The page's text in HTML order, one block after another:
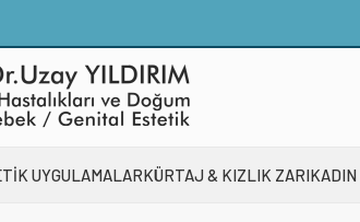
UYGULAMALARKÜRTAJ & KIZLIK ZARI